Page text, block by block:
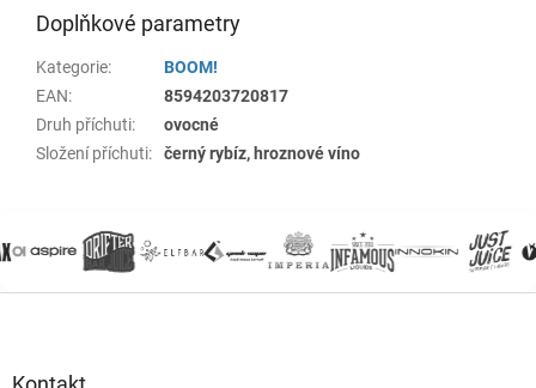
Doplňkové parametry
Kategorie:
BOOM!
EAN:
8594203720817
Druh příchuti:
ovocné
Složení příchuti: černý rybíz, hroznové víno